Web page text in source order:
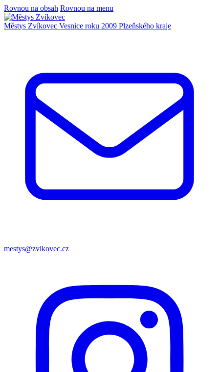
Rovnou na obsah Rovnou na menu
Městys Zvíkovec Vesnice roku 2009 Plzeňského kraje
mestys@zvikovec.cz